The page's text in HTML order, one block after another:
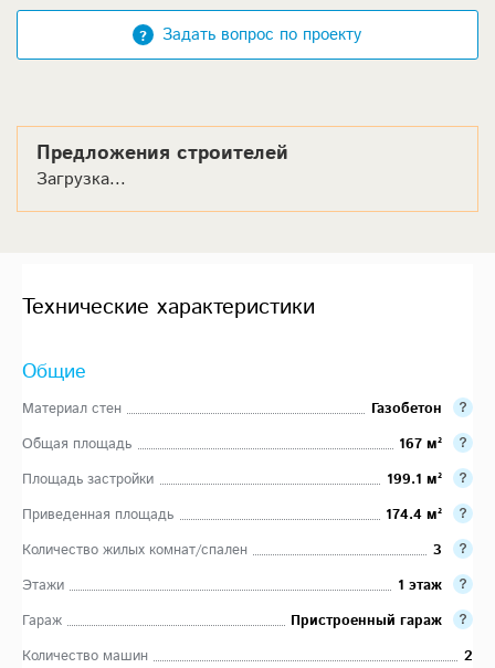
Задать вопрос по проекту
Предложения строителей
Загрузка...
Технические характеристики
Общие
Материал стен
Газобетон
Общая площадь
167 м²
Площадь застройки
199.1 м²
Приведенная площадь
174.4 м²
Количество жилых комнат/спален
3
Этажи
1 этаж
Гараж
Пристроенный гараж
Количество машин
2